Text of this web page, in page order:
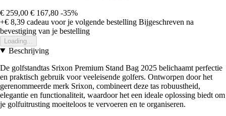
€ 259,00 € 167,80 -35%
+€ 8,39 cadeau voor je volgende bestelling Bijgeschreven na
bevestiging van je bestelling
Loading...
Beschrijving
De golfstandtas Srixon Premium Stand Bag 2025 belichaamt perfectie
en praktisch gebruik voor veeleisende golfers. Ontworpen door het
gerenommeerde merk Srixon, combineert deze tas robuustheid,
elegantie en functionaliteit, waardoor het een ideale oplossing biedt om
je golfuitrusting moeiteloos te vervoeren en te organiseren.